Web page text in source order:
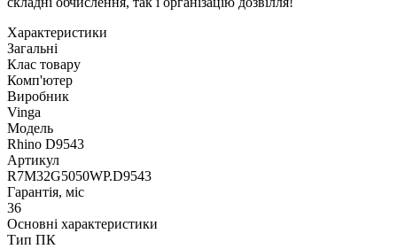
Характеристики
Загальні
Клас товару
Комп'ютер
Виробник
Vinga
Модель
Rhino D9543
Артикул
R7M32G5050WP.D9543
Гарантія, міс
36
Основні характеристики
Тип ПК